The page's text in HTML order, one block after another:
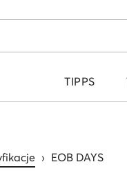
TIPPS
› EOB DAYS